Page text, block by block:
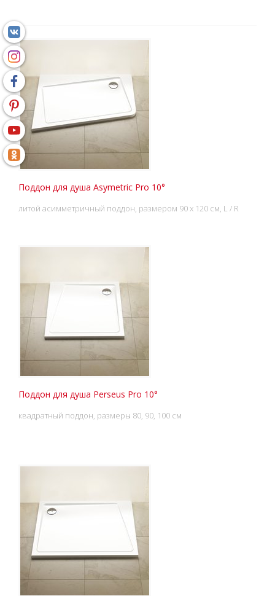
Поддон для душа Asymetric Pro 10°
литой асимметричный поддон, размером 90 x 120 см, L / R
Поддон для душа Perseus Pro 10°
квадратный поддон, размеры 80, 90, 100 см